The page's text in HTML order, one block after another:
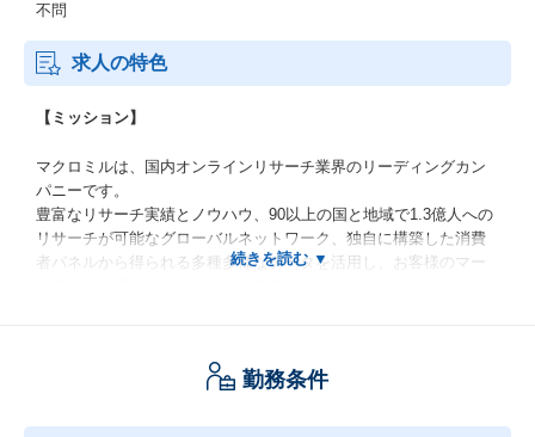
不問
求人の特色
【ミッション】
マクロミルは、国内オンラインリサーチ業界のリーディングカン
パニーです。
豊富なリサーチ実績とノウハウ、90以上の国と地域で1.3億人への
リサーチが可能なグローバルネットワーク、独自に構築した消費
者パネルから得られる多種多様なデータを活用し、お客様のマー
創業時から育んできたデータネイティブな発想で、お客様のビジ
ネスに成功をもたらすData Culture構築の原動力となることを目指
勤務条件